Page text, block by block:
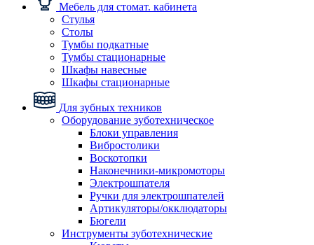
Мебель для стомат. кабинета
Стулья
Столы
Тумбы подкатные
Тумбы стационарные
Шкафы навесные
Шкафы стационарные
Для зубных техников
Оборудование зуботехническое
Блоки управления
Вибростолики
Воскотопки
Наконечники-микромоторы
Электрошпателя
Ручки для электрошпателей
Артикуляторы/окклюдаторы
Бюгели
Инструменты зуботехнические